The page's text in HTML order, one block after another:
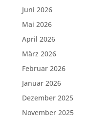
Juni 2026
Mai 2026
April 2026
März 2026
Februar 2026
Januar 2026
Dezember 2025
November 2025